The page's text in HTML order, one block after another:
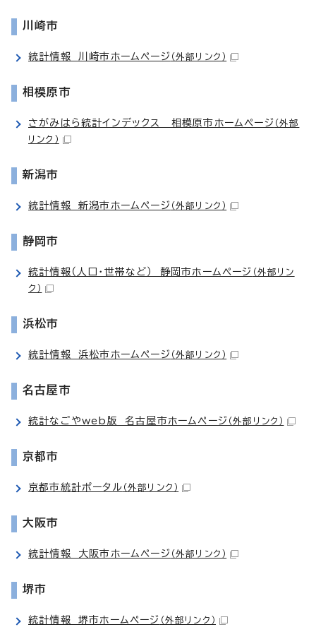
川崎市
統計情報 川崎市ホームページ （外部リンク）
相模原市
さがみはら統計インデックス 相模原市ホームページ （外部
リンク）
新潟市
統計情報 新潟市ホームページ （外部リンク）
静岡市
統計情報（人口・世帯など） 静岡市ホームページ （外部リン
ク）
浜松市
統計情報 浜松市ホームページ （外部リンク）
名古屋市
統計なごやweb版 名古屋市ホームページ （外部リンク）
京都市
京都市統計ポータル （外部リンク）
大阪市
統計情報 大阪市ホームページ （外部リンク）
堺市
統計情報 堺市ホームページ （外部リンク）